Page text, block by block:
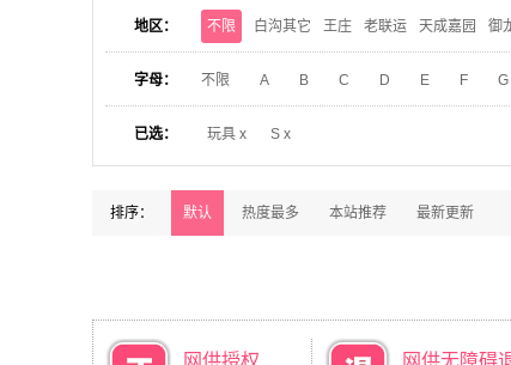
地区： 不限 白沟其它 王庄 老联运 天成嘉园 御
字母： 不限 A B C D E F G
已选： 玩具 x S x
排序： 默认 热度最多 本站推荐 最新更新
网供授权 网供无障碍